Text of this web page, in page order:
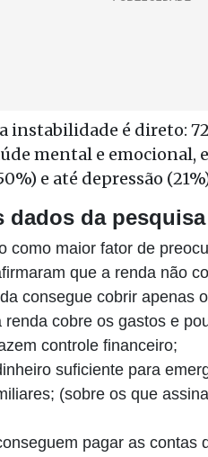
instabilidade é direto:
mental e
e até depressão
da pesquisa
como maior fator de
que a renda não
consegue cobrir apenas
cobre os gastos e
controle financeiro;
suficiente para
(sobre os que
pagar as contas